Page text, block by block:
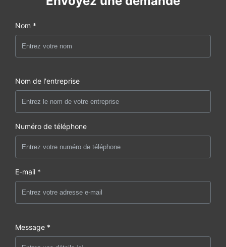
Nom *
Nom de l'entreprise
Numéro de téléphone
E-mail *
Message *